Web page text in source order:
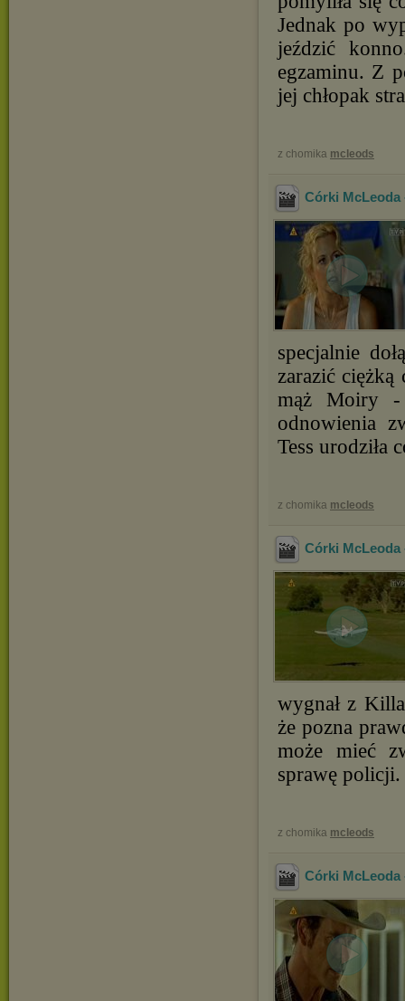
Jednak po
jeździć
egzaminu. Z
jej chłopak
z chomika mcleods
Córki McLeoda
specjalnie
zarazić ciężką
mąż Moiry -
odnowienia
Tess urodziła
z chomika mcleods
Córki McLeoda
wygnał z
że pozna
może mieć
sprawę policji.
z chomika mcleods
Córki McLeoda